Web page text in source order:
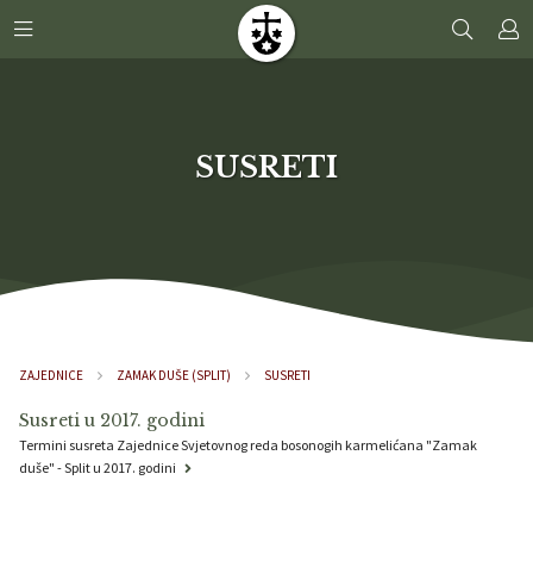
SUSRETI
ZAJEDNICE ZAMAK DUŠE (SPLIT) SUSRETI
Susreti u 2017. godini
Termini susreta Zajednice Svjetovnog reda bosonogih karmelićana "Zamak
duše" - Split u 2017. godini